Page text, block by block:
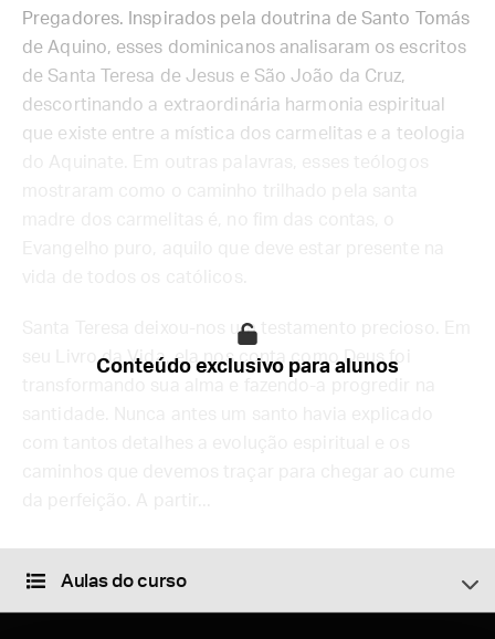
Pregadores. Inspirados pela doutrina de Santo Tomás
de Aquino, esses dominicanos analisaram os escritos
de Santa Teresa de Jesus e São João da Cruz,
descortinando a extraordinária harmonia espiritual
que existe entre a mística dos carmelitas e a teologia
Santa Teresa deixou-nos um testamento precioso. Em
seu Livro da Vida, ela nos conta como Deus foi
Conteúdo exclusivo para alunos
Aulas do curso